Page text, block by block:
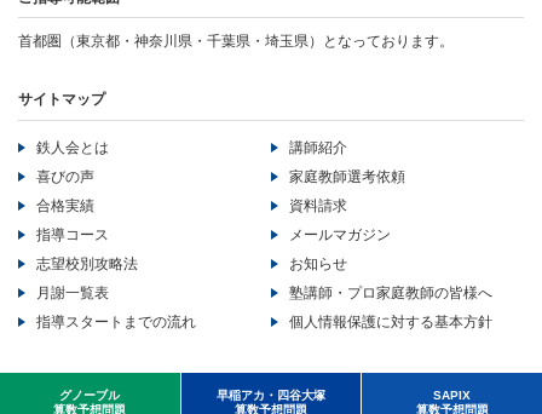
首都圏（東京都・神奈川県・千葉県・埼玉県）となっております。
サイトマップ
鉄人会とは
喜びの声
合格実績
指導コース
志望校別攻略法
月謝一覧表
指導スタートまでの流れ
講師紹介
家庭教師選考依頼
資料請求
メールマガジン
お知らせ
塾講師・プロ家庭教師の皆様へ
個人情報保護に対する基本方針
Copyright ©LB corporation All Rights Reserved..